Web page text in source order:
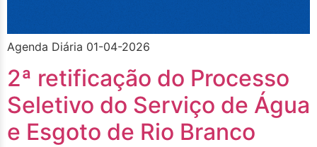
Agenda Diária 01-04-2026
2ª retificação do Processo
Seletivo do Serviço de Água
e Esgoto de Rio Branco